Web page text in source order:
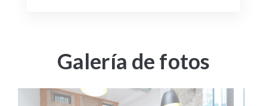
Galería de fotos